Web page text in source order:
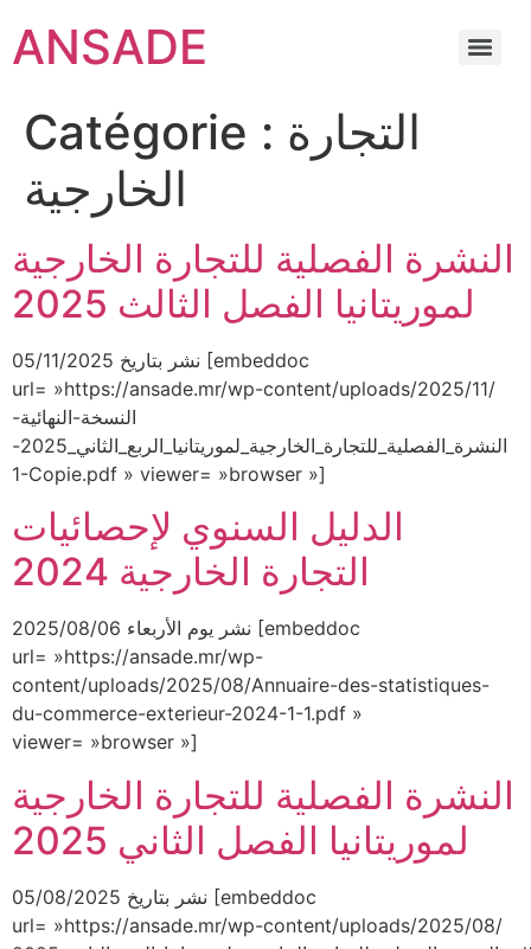
ANSADE
Catégorie : التجارة
الخارجية
النشرة الفصلية للتجارة الخارجية
لموريتانيا الفصل الثالث 2025
نشر بتاريخ 05/11/2025 [embeddoc
url= »https://ansade.mr/wp-content/uploads/2025/11/
النسخة-النهائية-
النشرة_الفصلية_للتجارة_الخارجية_لموريتانيا_الربع_الثاني_2025-
1-Copie.pdf » viewer= »browser »]
الدليل السنوي لإحصائيات
التجارة الخارجية 2024
نشر يوم الأربعاء 2025/08/06 [embeddoc
url= »https://ansade.mr/wp-
content/uploads/2025/08/Annuaire-des-statistiques-
du-commerce-exterieur-2024-1-1.pdf »
viewer= »browser »]
النشرة الفصلية للتجارة الخارجية
لموريتانيا الفصل الثاني 2025
نشر بتاريخ 05/08/2025 [embeddoc
url= »https://ansade.mr/wp-content/uploads/2025/08/